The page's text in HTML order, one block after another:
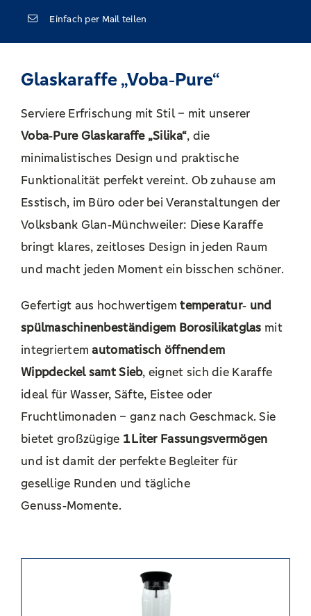
Einfach per Mail teilen
Glaskaraffe „Voba‑Pure“
Serviere Erfrischung mit Stil – mit unserer
Voba‑Pure Glaskaraffe „Silika“, die
minimalistisches Design und praktische
Funktionalität perfekt vereint. Ob zuhause am
Esstisch, im Büro oder bei Veranstaltungen der
Volksbank Glan‑Münchweiler: Diese Karaffe
bringt klares, zeitloses Design in jeden Raum
und macht jeden Moment ein bisschen schöner.
Gefertigt aus hochwertigemtemperatur‑ und
spülmaschinenbeständigem Borosilikatglas mit
integriertemautomatisch öffnendem
Wippdeckel samt Sieb, eignet sich die Karaffe
ideal für Wasser, Säfte, Eistee oder
Fruchtlimonaden – ganz nach Geschmack. Sie
bietet großzügige 1 Liter Fassungsvermögen
und ist damit der perfekte Begleiter für
gesellige Runden und tägliche
Genuss‑Momente.